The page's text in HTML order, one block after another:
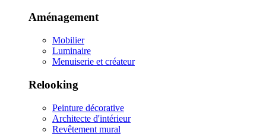
Aménagement
Mobilier
Luminaire
Menuiserie et créateur
Relooking
Peinture décorative
Architecte d'intérieur
Revêtement mural